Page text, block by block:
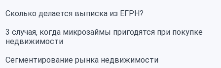
Сколько делается выписка из ЕГРН?
3 случая, когда микрозаймы пригодятся при покупке
недвижимости
Сегментирование рынка недвижимости